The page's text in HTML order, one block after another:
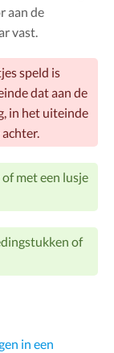
aan de
vast.
speld is
dat aan de
in het uiteinde
met een lusje
of
in een